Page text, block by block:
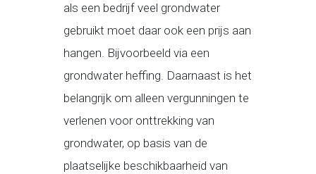
als een bedrijf veel grondwater
gebruikt moet daar ook een prijs aan
hangen. Bijvoorbeeld via een
grondwater heffing. Daarnaast is het
belangrijk om alleen vergunningen te
verlenen voor onttrekking van
grondwater, op basis van de
plaatselijke beschikbaarheid van